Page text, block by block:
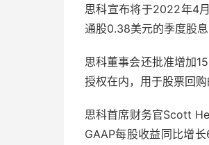
思科宣布将于2022年4
通股0.38美元的季度股
思科董事会还批准增加
授权在内，用于股票回
思科首席财务官Scott
GAAP每股收益同比增